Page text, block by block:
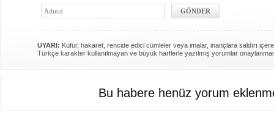
UYARI: Küfür, hakaret, rencide edici cümleler veya imalar, inançlara saldırı
Türkçe karakter kullanılmayan ve büyük harflerle yazılmış yorumlar
Bu habere henüz yorum